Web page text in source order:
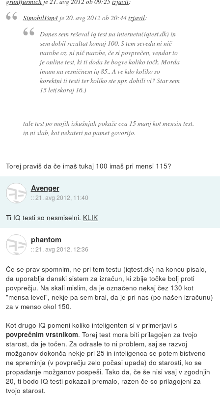
SimobilFan4je20. avg 2012 ob 20:44izjavil:
Danes sem reševal iq test na internetu(iqtest.dk) in
sem dobil rezultat komaj 100. S tem seveda ni nič
narobe oz. ni nič narobe, če si povprečen, vendar to
je online test, ki ti doda še bogve koliko točk. Morda
imam na resničnem iq 85.. A ve kdo koliko so
korektni ti testi ter koliko ste npr. dobili vi? Star sem
15 let(skoraj 16.)
tale test po mojih izkušnjah pokaže cca 15 manj kot mensin test.
in ni slab, kot nekateri na pamet govorijo.
Torej praviš da če imaš tukaj 100 imaš pri mensi 115?
Avenger
::21. avg 2012, 11:40
Ti IQ testi so nesmiselni. KLIK
phantom
::21. avg 2012, 12:36
Če se prav spomnim, ne pri tem testu (iqtest.dk) na koncu pisalo,
da uporablja danski sistem za izračun, ki zbije točke bolj proti
povprečju. Na skali mislim, da je označeno nekaj čez 130 kot
"mensa level", nekje pa sem bral, da je pri nas (po našen izračunu)
za v menso okol 150.
Kot drugo IQ pomeni koliko inteligenten si v primerjavi s
povprečnim vrstnikom. Torej test mora biti prilagojen za tvojo
starost, da je točen. Za odrasle to ni problem, saj se razvoj
možganov dokonča nekje pri 25 in inteligenca se potem bistveno
ne spreminja (v povprečju zelo počasi upada) do starosti, ko se
propadanje možganov pospeši. Tako da, če še nisi vsaj v zgodnjih
20, ti bodo IQ testi pokazali premalo, razen če so prilagojeni za
tvojo starost.